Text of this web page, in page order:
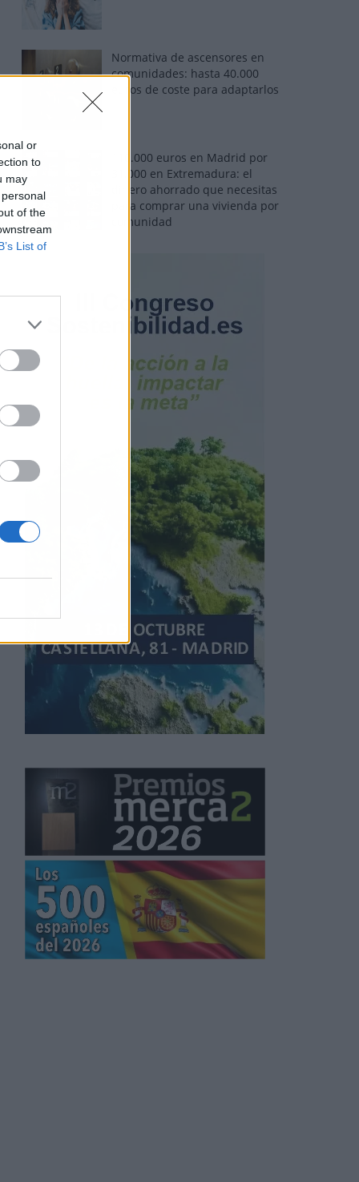
or
to
may
of the
List of
Normativa de ascensores en
comunidades: hasta 40.000
euros de coste para adaptarlos
110.000 euros en Madrid por
31.000 en Extremadura: el
dinero ahorrado que necesitas
para comprar una vivienda por
comunidad